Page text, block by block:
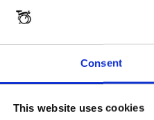
Consent
This website uses cookies